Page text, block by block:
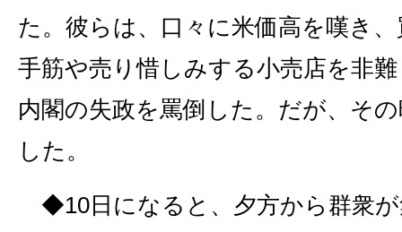
た。彼らは、口々に米価高を嘆き
手筋や売り惜しみする小売店を非
内閣の失政を罵倒した。だが、そ
した。
◆10日になると、夕方から群衆が